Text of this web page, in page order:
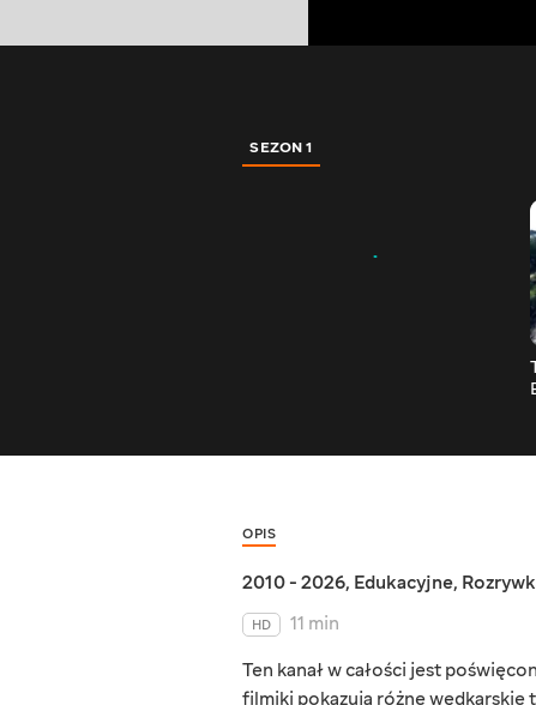
SEZON 1
OPIS
2010 - 2026, Edukacyjne,
HD
11 min
Ten kanał w całości jest
filmiki pokazują różne wędkarskie